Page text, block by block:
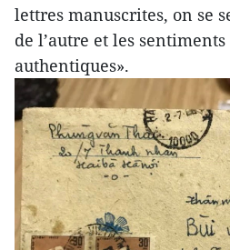
lettres manuscrites, on se
de l’autre et les
authentiques».